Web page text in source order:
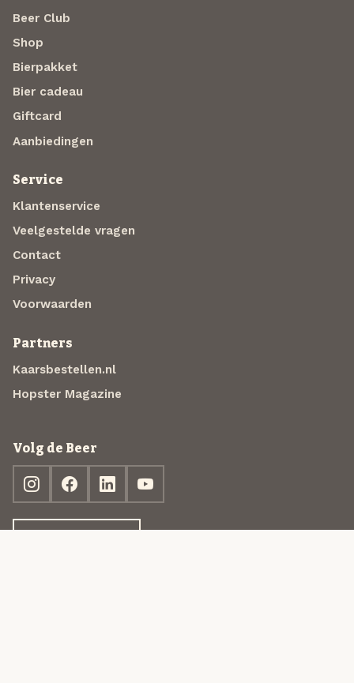
Beer Club
Shop
Bierpakket
Bier cadeau
Giftcard
Aanbiedingen
Service
Klantenservice
Veelgestelde vragen
Contact
Privacy
Voorwaarden
Partners
Kaarsbestellen.nl
Hopster Magazine
Volg de Beer